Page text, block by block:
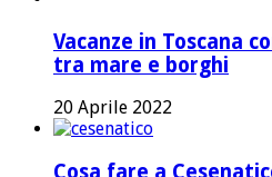
Vacanze in Toscana
tra mare e borghi
20 Aprile 2022
Cosa fare a